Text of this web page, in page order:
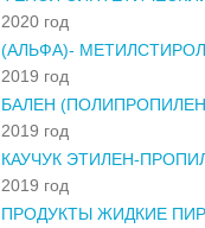
2020 год
(АЛЬФА)- МЕТИЛСТИРОЛ
2019 год
БАЛЕН
2019 год
КАУЧУК ЭТИЛЕН-
2019 год
ПРОДУКТЫ ЖИДКИЕ